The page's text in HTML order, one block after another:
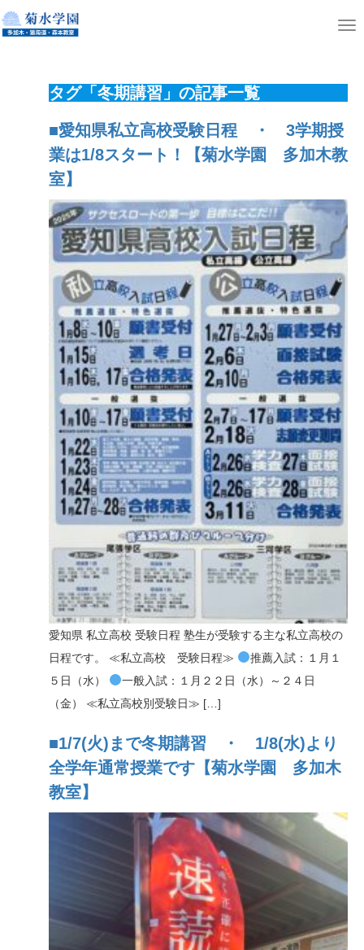
T
v
i
ホーム ニュース
タグ「冬期講習」の記事一覧
■愛知県私立高校受験日程 ・ 3学期授
業は1/8スタート！【菊水学園 多加木教
室】
愛知県 私立高校 受験日程 塾生が受験する主な私立高校の
日程です。 ≪私立高校 受験日程≫
推薦入試：１月１
５日（水）
一般入試：１月２２日（水）～２４日
（金） ≪私立高校別受験日≫ […]
■1/7(火)まで冬期講習 ・ 1/8(水)より
全学年通常授業です【菊水学園 多加木
教室】